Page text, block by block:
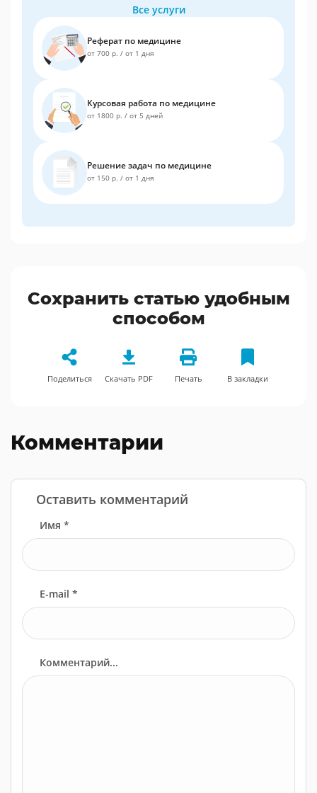
Все услуги
Реферат по медицине
от 700 р. / от 1 дня
Курсовая работа по медицине
от 1800 р. / от 5 дней
Решение задач по медицине
от 150 р. / от 1 дня
Сохранить статью удобным
способом
Поделиться Скачать PDF Печать В закладки
Комментарии
Оставить комментарий
Имя *
E-mail *
Комментарий...